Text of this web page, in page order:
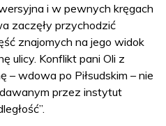
i w pewnych kręgach
zaczęły przychodzić
znajomych na jego widok
ulicy. Konflikt pani Oli z
– wdowa po Piłsudskim – nie
przez instytut